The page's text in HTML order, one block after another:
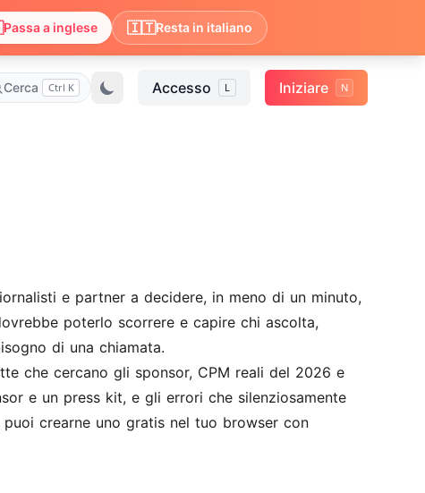
Cerca Ctrl K Accesso L Iniziare N
e partner a decidere, in meno di un minuto,
poterlo scorrere e capire chi ascolta,
di una chiamata.
che cercano gli sponsor, CPM reali del 2026 e
e un press kit, e gli errori che silenziosamente
crearne uno gratis nel tuo browser con
Passa a inglese 🇮🇹Resta in italiano